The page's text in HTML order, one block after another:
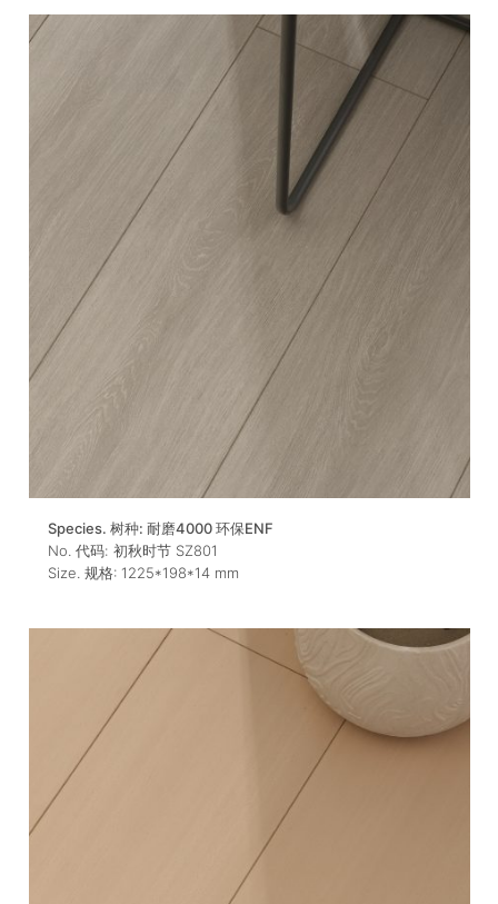
Species. 树种: 耐磨4000 环保ENF
No. 代码: 初秋时节 SZ801
Size. 规格: 1225*198*14mm